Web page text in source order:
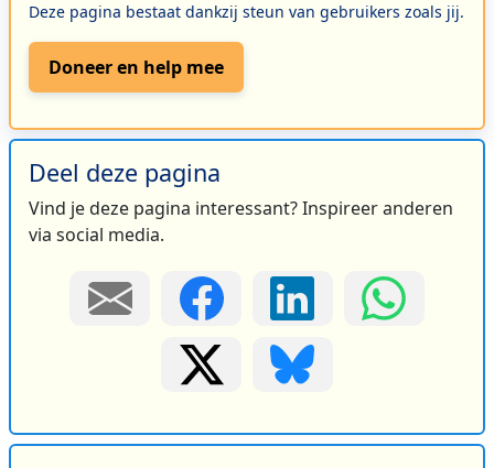
Deze pagina bestaat dankzij steun van gebruikers zoals jij.
Doneer en help mee
Deel deze pagina
Vind je deze pagina interessant? Inspireer anderen
via social media.